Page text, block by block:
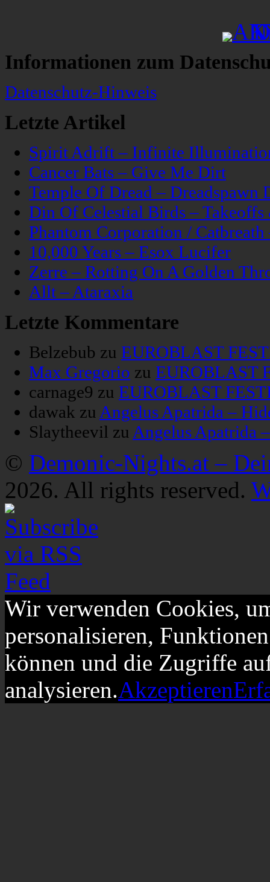
Informationen zum
Datenschutz-Hinweis
Letzte Artikel
Spirit Adrift – Infinite
Cancer Bats – Give Me Dirt
Temple Of Dread – Dreadspawn
Din Of Celestial Birds –
Phantom Corporation /
10,000 Years – Esox Lucifer
Zerre – Rotting On A Golden
Allt – Ataraxia
Letzte Kommentare
Belzebub zu EUROBLAST
Max Gregorio zu EUROBLAST
carnage9 zu EUROBLAST
dawak zu Angelus Apatrida –
Slaytheevil zu Angelus Apatrida
© Demonic-Nights.at –
2026. All rights reserved.
Wir verwenden Cookies,
personalisieren,
können und die Zugriffe
analysieren.Akzeptieren